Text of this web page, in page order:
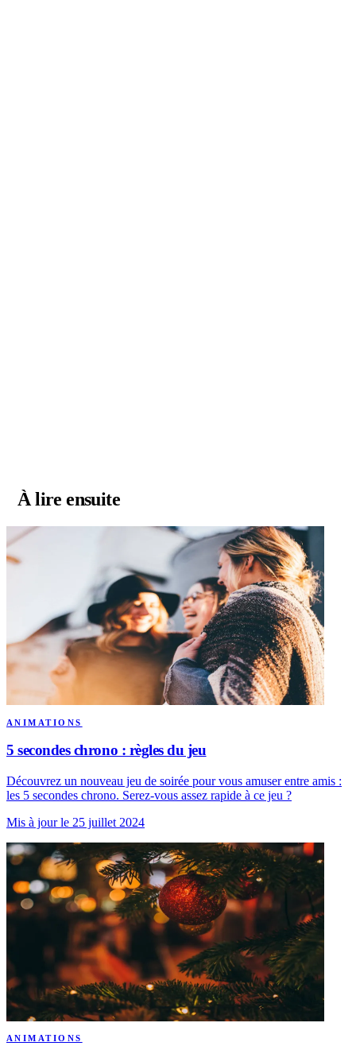
À lire ensuite
ANIMATIONS
5 secondes chrono : règles du jeu
Découvrez un nouveau jeu de soirée pour vous amuser entre amis :
les 5 secondes chrono. Serez-vous assez rapide à ce jeu ?
Mis à jour le 25 juillet 2024
ANIMATIONS